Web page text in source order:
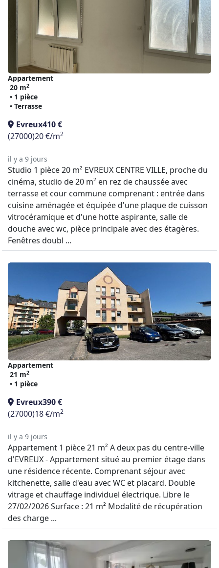
Appartement
20 m2
• 1 pièce
• Terrasse
Evreux410 €
(27000)20 €/m2
il y a 9 jours
Studio 1 pièce 20 m² EVREUX CENTRE VILLE, proche du
cinéma, studio de 20 m² en rez de chaussée avec
terrasse et cour commune comprenant : entrée dans
cuisine aménagée et équipée d'une plaque de cuisson
vitrocéramique et d'une hotte aspirante, salle de
douche avec wc, pièce principale avec des étagères.
Fenêtres doubl ...
Appartement
21 m2
• 1 pièce
Evreux390 €
(27000)18 €/m2
il y a 9 jours
Appartement 1 pièce 21 m² A deux pas du centre-ville
d'EVREUX - Appartement situé au premier étage dans
une résidence récente. Comprenant séjour avec
kitchenette, salle d'eau avec WC et placard. Double
vitrage et chauffage individuel électrique. Libre le
27/02/2026 Surface : 21 m² Modalité de récupération
des charge ...